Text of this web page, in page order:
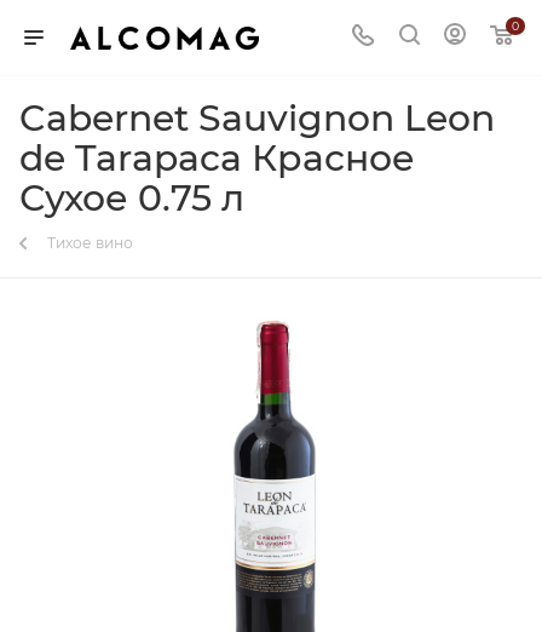
0
Cabernet Sauvignon Leon
de Tarapaca Красное
Сухое 0.75 л
Тихое вино